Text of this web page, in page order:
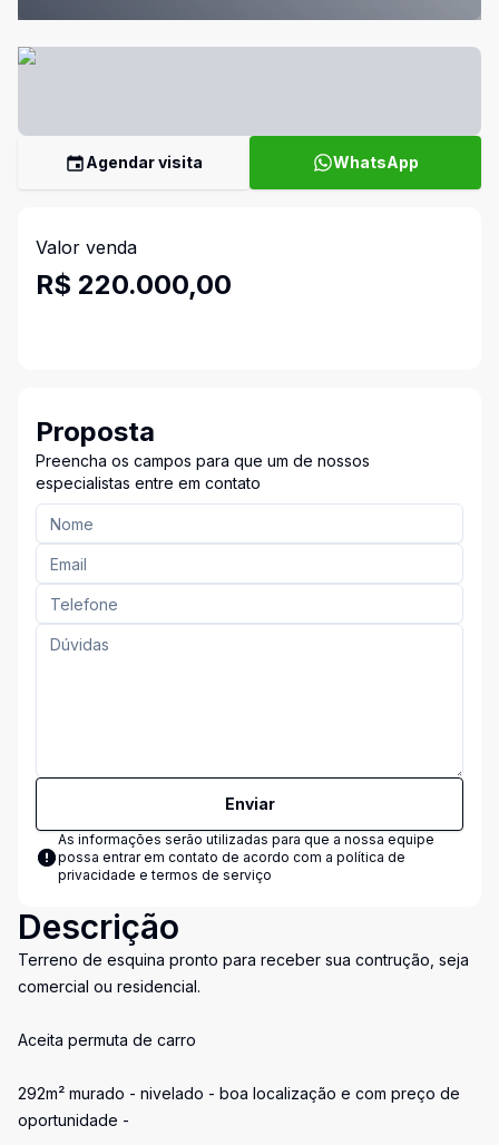
Agendar visita WhatsApp
Valor venda
R$ 220.000,00
Proposta
Preencha os campos para que um de nossos
especialistas entre em contato
Enviar
As informações serão utilizadas para que a nossa equipe
possa entrar em contato de acordo com a política de
privacidade e termos de serviço
Descrição
Terreno de esquina pronto para receber sua contrução, seja
comercial ou residencial.
Aceita permuta de carro
292m² murado - nivelado - boa localização e com preço de
oportunidade -